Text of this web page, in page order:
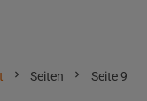
chevron_right Seiten chevron_right Seite 9